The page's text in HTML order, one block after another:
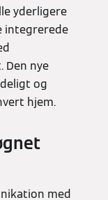
yderligere
integrerede
Den nye
og
hjem.
med